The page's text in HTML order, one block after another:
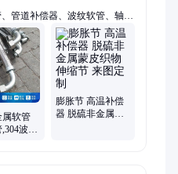
管道补偿器、波纹软管、轴向
补偿器、拉杆补偿器、蒙皮补
波纹补偿器、压力平衡波纹、
属软管
波纹
膨胀节 高温补偿
器 脱硫非金属蒙